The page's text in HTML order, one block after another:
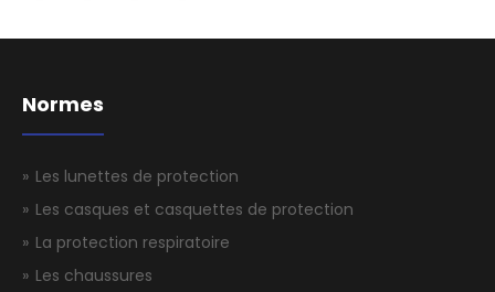
ANTICHUTE MOBILE POUR CÂBLE KRATOS
Normes
Les lunettes de protection
Les casques et casquettes de protection
La protection respiratoire
Les chaussures